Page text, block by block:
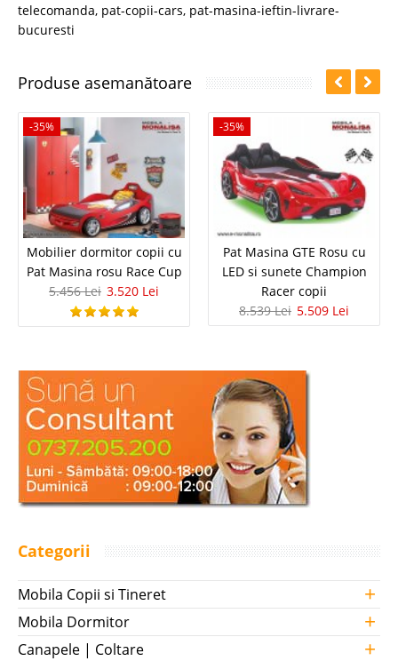
telecomanda, pat-copii-cars, pat-masina-ieftin-livrare-
bucuresti
Produse asemanătoare
-35%
Mobilier dormitor copii cu
Pat Masina rosu Race Cup
5.456 Lei 3.520 Lei
-35%
Pat Masina GTE Rosu cu
LED si sunete Champion
Racer copii
8.539 Lei 5.509 Lei
Categorii
Mobila Copii si Tineret +
Mobila Dormitor +
Canapele | Coltare +